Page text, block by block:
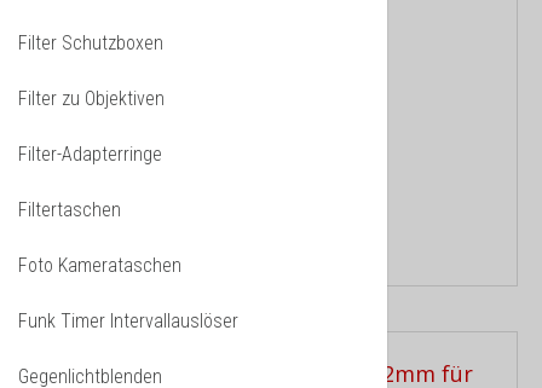
Filtergewinde...
15.90 CHF
PRODUCT DETAILS
Filter Schutzboxen
Filter zu Objektiven
Filter-Adapterringe
Filtertaschen
Foto Kamerataschen
Funk Timer Intervallauslöser
Gegenlichtblenden